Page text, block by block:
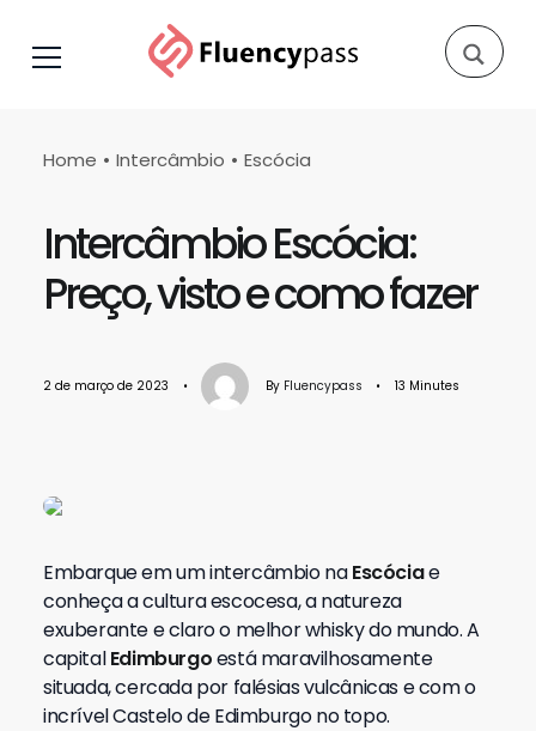
Home Intercâmbio Escócia
Intercâmbio Escócia:
Preço, visto e como fazer
2 de março de 2023 • By Fluencypass • 13 Minutes
Embarque em um intercâmbio naEscóciae
conheça a cultura escocesa, a natureza
exuberante e claro o melhor whisky do mundo. A
capitalEdimburgoestá maravilhosamente
situada, cercada por falésias vulcânicas e com o
incrível Castelo de Edimburgo no topo.